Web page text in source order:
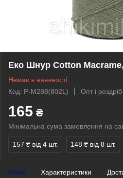
Еко Шнур Cotton
Немає в наявності
Код: P-M288(802L)
Опт і роздріб
165 ₴
Мінімальна сума замовлення на
157 ₴ від 4 шт. 148 ₴ від 8 шт.
Опис Характеристики